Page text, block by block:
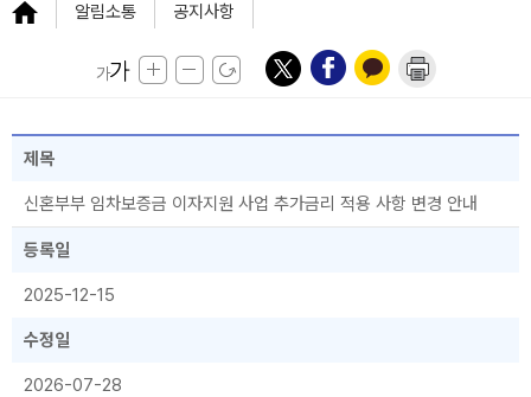
알림소통 공지사항
제목
신혼부부 임차보증금 이자지원 사업 추가금리 적용 사항 변경 안내
등록일
2025-12-15
수정일
2026-07-28